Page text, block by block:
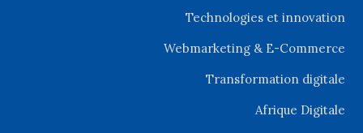
Technologies et innovation
Webmarketing & E-Commerce
Transformation digitale
Afrique Digitale